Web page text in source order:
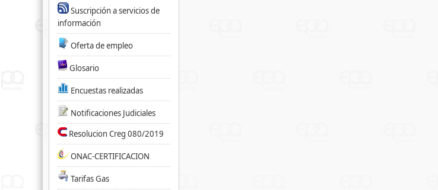
Suscripción a servicios de
información
Oferta de empleo
Glosario
Encuestas realizadas
Notificaciones Judiciales
Resolucion Creg 080/2019
ONAC-CERTIFICACION
Tarifas Gas